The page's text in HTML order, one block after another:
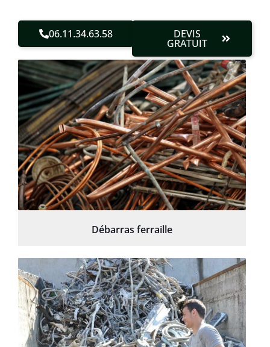
06.11.34.63.58 DEVIS
GRATUIT
Débarras ferraille